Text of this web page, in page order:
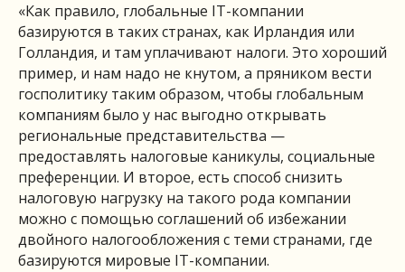
«Как правило, глобальные IT-компании
базируются в таких странах, как Ирландия или
Голландия, и там уплачивают налоги. Это хороший
пример, и нам надо не кнутом, а пряником вести
госполитику таким образом, чтобы глобальным
компаниям было у нас выгодно открывать
региональные представительства —
предоставлять налоговые каникулы, социальные
преференции. И второе, есть способ снизить
налоговую нагрузку на такого рода компании
можно с помощью соглашений об избежании
двойного налогообложения с теми странами, где
базируются мировые IT-компании.